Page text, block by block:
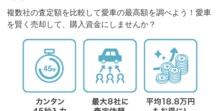
複数社の査定額を比較して愛車の最高額を調べよう！愛車
を賢く売却して、購入資金にしませんか？